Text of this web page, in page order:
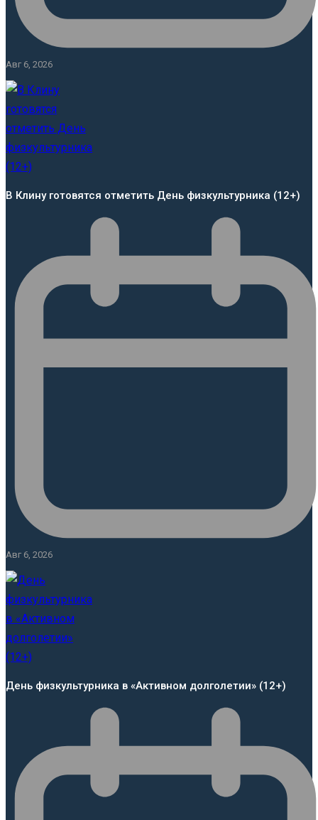
Авг 6, 2026
В Клину готовятся отметить День физкультурника (12+)
Авг 6, 2026
День физкультурника в «Активном долголетии» (12+)